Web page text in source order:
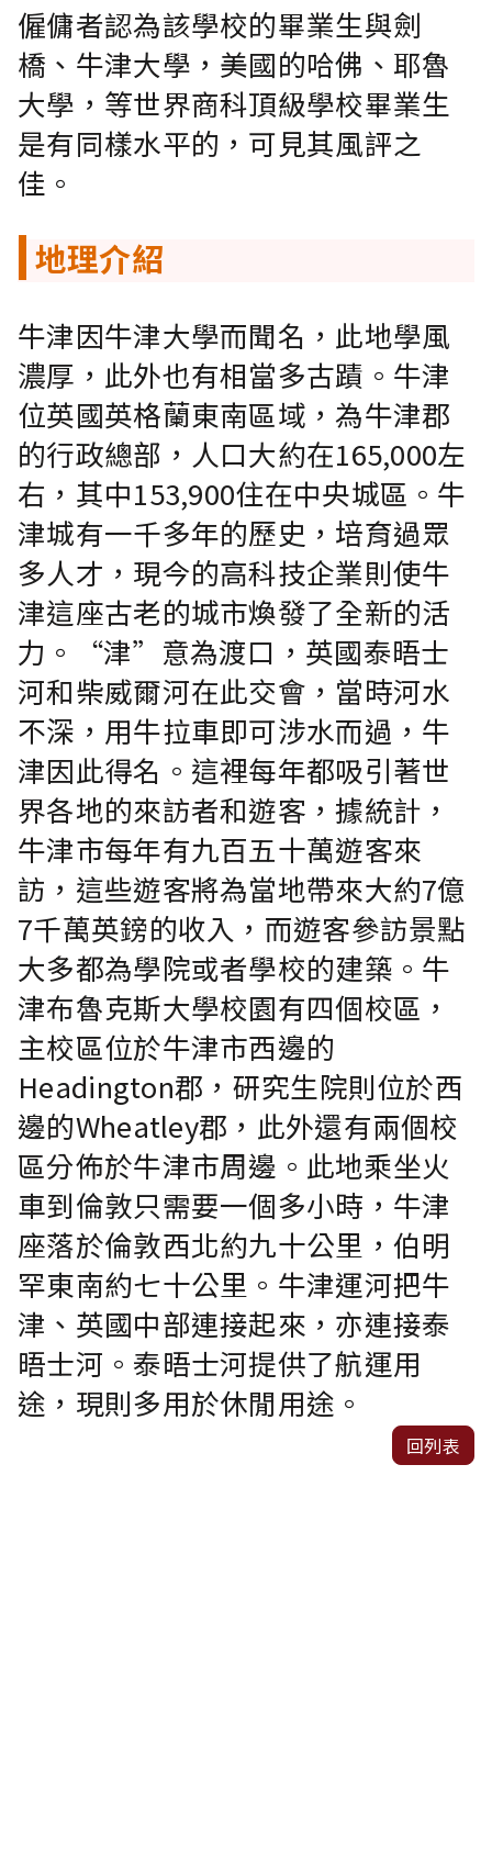
僱傭者認為該學校的畢業生與劍
橋、牛津大學，美國的哈佛、耶魯
大學，等世界商科頂級學校畢業生
是有同樣水平的，可見其風評之
佳。
地理介紹
牛津因牛津大學而聞名，此地學風
濃厚，此外也有相當多古蹟。牛津
位英國英格蘭東南區域，為牛津郡
的行政總部，人口大約在165,000左
右，其中153,900住在中央城區。牛
津城有一千多年的歷史，培育過眾
多人才，現今的高科技企業則使牛
津這座古老的城市煥發了全新的活
力。“津”意為渡口，英國泰晤士
河和柴威爾河在此交會，當時河水
不深，用牛拉車即可涉水而過，牛
津因此得名。這裡每年都吸引著世
界各地的來訪者和遊客，據統計，
牛津市每年有九百五十萬遊客來
訪，這些遊客將為當地帶來大約7億
7千萬英鎊的收入，而遊客參訪景點
大多都為學院或者學校的建築。牛
津布魯克斯大學校園有四個校區，
主校區位於牛津市西邊的
Headington郡，研究生院則位於西
邊的Wheatley郡，此外還有兩個校
區分佈於牛津市周邊。此地乘坐火
車到倫敦只需要一個多小時，牛津
座落於倫敦西北約九十公里，伯明
罕東南約七十公里。牛津運河把牛
津、英國中部連接起來，亦連接泰
晤士河。泰晤士河提供了航運用
途，現則多用於休閒用途。
回列表